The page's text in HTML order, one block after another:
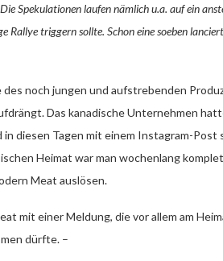
Spekulationen laufen nämlich u.a. auf ein
Rallye triggern sollte. Schon eine soeben
des noch jungen und aufstrebenden
Das kanadische Unternehmen
diesen Tagen mit einem Instagram-
Heimat war man wochenlang
Meat auslösen.
mit einer Meldung, die vor allem am
dürfte. –